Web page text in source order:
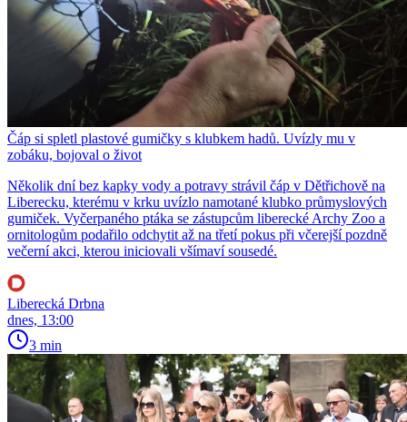
Čáp si spletl plastové gumičky s klubkem hadů. Uvízly mu v
zobáku, bojoval o život
Několik dní bez kapky vody a potravy strávil čáp v Dětřichově na
Liberecku, kterému v krku uvízlo namotané klubko průmyslových
gumiček. Vyčerpaného ptáka se zástupcům liberecké Archy Zoo a
ornitologům podařilo odchytit až na třetí pokus při včerejší pozdně
večerní akci, kterou iniciovali všímaví sousedé.
Liberecká Drbna
dnes, 13:00
3 min